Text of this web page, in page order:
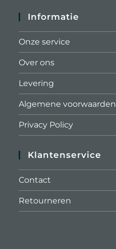
Informatie
Onze service
Over ons
Levering
Algemene voorwaarden
Privacy Policy
Klantenservice
Contact
Retourneren